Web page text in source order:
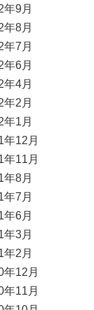
年9月
年8月
年7月
年6月
年4月
年2月
年1月
年12月
年11月
年8月
年7月
年6月
年3月
年2月
年12月
年11月